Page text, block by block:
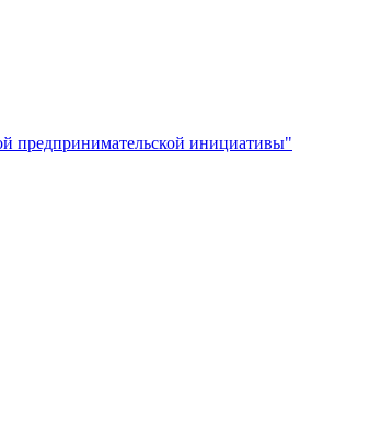
предпринимательской инициативы"